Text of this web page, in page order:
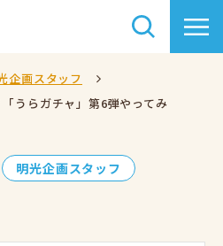
企画スタッフ
うらガチャ」第6弾やってみ
明光企画スタッフ